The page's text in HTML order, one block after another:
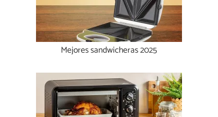
Mejores sandwicheras 2025